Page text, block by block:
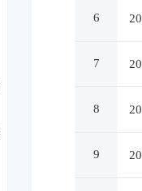
6
7
8
9